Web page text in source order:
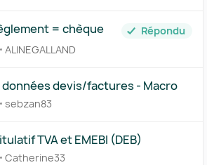
= chèque
Répondu
ALINEGALLAND
devis/factures - Macro
sebzan83
TVA et EMEBI (DEB)
Catherine33